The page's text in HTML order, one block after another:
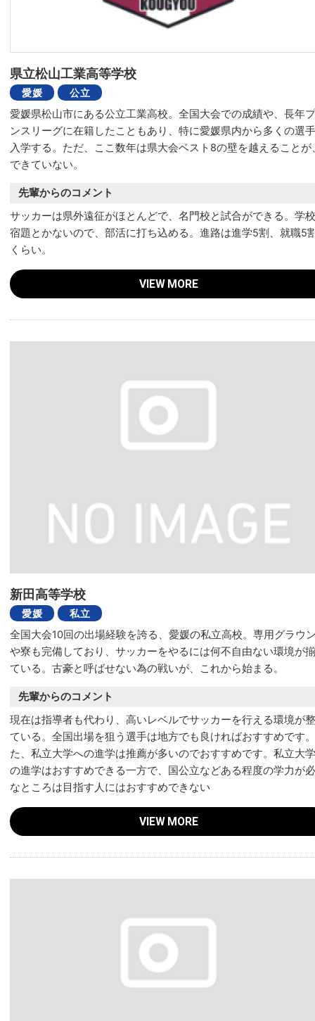
県立松山工業高等学校
愛媛 公立
愛媛県松山市にある公立工業高校。全国大会での成績や、長年
ンスリーグに在籍したこともあり、特に愛媛県内から多くの選
入学する。ただ、ここ数年は県大会ベスト8の壁を越えることが
できていない。
先輩からのコメント
サッカーは県外遠征がほとんどで、名門校と試合ができる。学
宿題とかないので、部活に打ち込める。進路は進学5割、就職5
くらい。
VIEW MORE
新田高等学校
愛媛 私立
全国大会10回の出場経験を誇る、愛媛の私立高校。専用グラウ
や寮も完備しており、サッカーをやるには何不自由ない環境が
ている。古豪と呼ばせない為の戦いが、これから始まる。
先輩からのコメント
現在は指導者も代わり、高いレベルでサッカーを行える環境が
ている。全国出場を狙う選手は地方でも良ければおすすめです
た、私立大学への進学は推薦が多いのでおすすめです。私立大
の進学はおすすめできる一方で、国公立などある程度の学力が
なところは目指す人にはおすすめできない
VIEW MORE